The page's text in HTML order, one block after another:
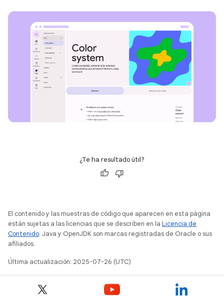
¿Te ha resultado útil?
El contenido y las muestras de código que aparecen en esta página
están sujetas a las licencias que se describen en la Licencia de
Contenido. Java y OpenJDK son marcas registradas de Oracle o sus
afiliados.
Última actualización: 2025-07-26 (UTC)